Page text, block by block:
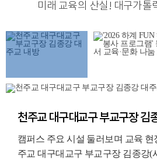
미래 교육의 산실 ! 대구가톨
천주교 대구대교구 부교구장 김
캠퍼스 주요 시설 둘러보며 교육 현
주교 대구대교구 부교구장 김종강(